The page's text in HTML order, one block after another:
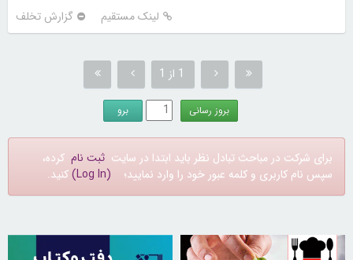
لینک مستقیم گزارش تخلف
1 از 1
برای شرکت در مباحث تبادل نظر باید ابتدا در سایت ثبت نام کرده،
سپس نام کاربری و کلمه عبور خود را وارد نمایید؛ (Log In) کنید.